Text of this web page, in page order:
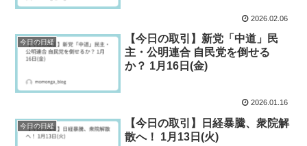
2026.02.06
今日の日経
【今日の取引】新党「中道」民
主・公明連合 自民党を倒せる
か？ 1月16日(金)
2026.01.16
今日の日経
【今日の取引】日経暴騰、衆院解
散へ！ 1月13日(火)